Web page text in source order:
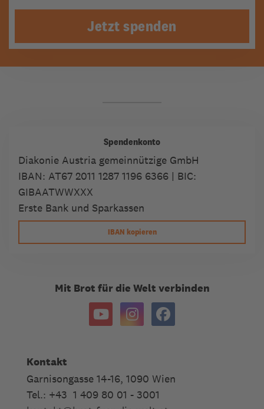
Jetzt spenden
Spendenkonto
Diakonie Austria gemeinnützige GmbH
IBAN: AT67 2011 1287 1196 6366 | BIC:
GIBAATWWXXX
Erste Bank und Sparkassen
IBAN kopieren
Mit Brot für die Welt verbinden
Kontakt
Garnisongasse 14-16, 1090 Wien
Tel.: +43 1 409 80 01 - 3001